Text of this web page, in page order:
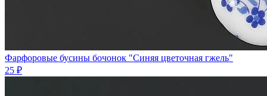
Фарфоровые бусины бочонок "Синяя цветочная гжель"
25 ₽